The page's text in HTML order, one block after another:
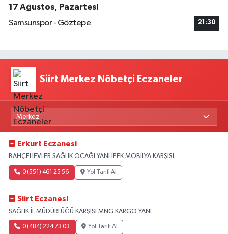
17 Ağustos, Pazartesi
Samsunspor - Göztepe
21:30
Siirt Merkez Nöbetçi Eczaneler
Erkurt Eczanesi
BAHÇELİEVLER SAĞLIK OCAĞI YANI İPEK MOBİLYA KARŞISI
0 (551) 461 25 56 Yol Tarifi Al
Siirt Eczanesi
SAĞLIK İL MÜDÜRLÜĞÜ KARŞISI MNG KARGO YANI
0 (484) 224 73 03 Yol Tarifi Al